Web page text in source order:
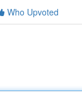
Who Upvoted